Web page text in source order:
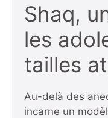
Shaq,
les
tailles
Au-delà des
incarne un